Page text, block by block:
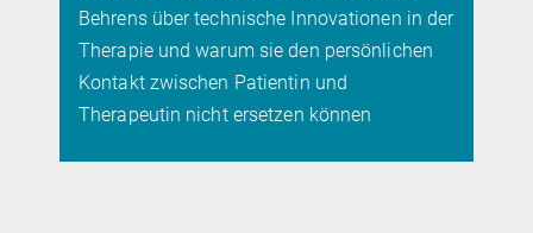
Behrens über technische Innovationen in der
Therapie und warum sie den persönlichen
Kontakt zwischen Patientin und
Therapeutin nicht ersetzen können